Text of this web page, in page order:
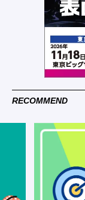
RECOMMEND